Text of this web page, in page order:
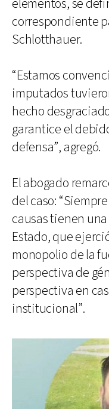
elementos, se
correspondiente
Schlotthauer.
“Estamos
imputados
hecho
garantice el
defensa”, agregó.
El abogado
del caso:
causas tienen
Estado, que
monopolio de la
perspectiva de
perspectiva en
institucional”.